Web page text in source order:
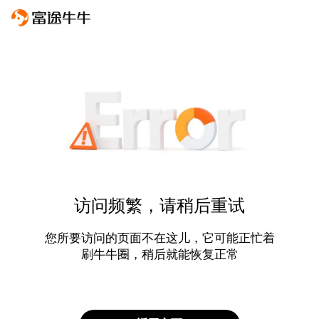
访问频繁，请稍后重试
您所要访问的页面不在这儿，它可能正忙着
刷牛牛圈，稍后就能恢复正常